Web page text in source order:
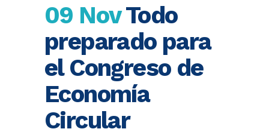
09 NovTodo
preparado para
el Congreso de
Economía
Circular